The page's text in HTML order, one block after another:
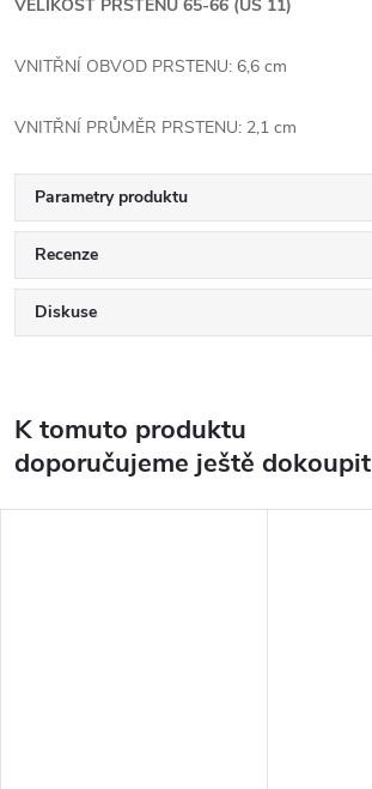
VELIKOST PRSTENU 65-66 (US 11)
VNITŘNÍ OBVOD PRSTENU: 6,6 cm
VNITŘNÍ PRŮMĚR PRSTENU: 2,1 cm
Parametry produktu
Recenze
Diskuse
K tomuto produktu
doporučujeme ještě dokoupit